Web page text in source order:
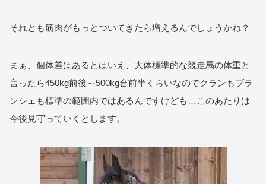
それとも筋肉がもっとついてきたら増えるんでしょうかね？
まぁ、個体差はあるとはいえ、大体標準的な競走馬の体重と
言ったら450kg前後～500kg台前半くらいなのでクランもブラ
ンシェも標準の範囲内ではあるんですけども…このあたりは
今後見守っていくとします。